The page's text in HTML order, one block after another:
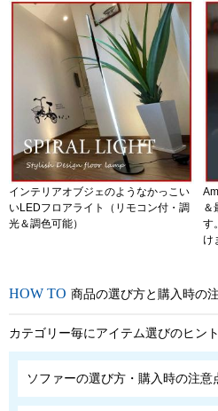
インテリアオブジェのようなかっこい
いLEDフロアライト（リモコン付・調
光＆調色可能）
＆
す
け
商品の選び方と購入時の
カテゴリー毎にアイテム選びのヒン
ソファーの選び方・購入時の注意